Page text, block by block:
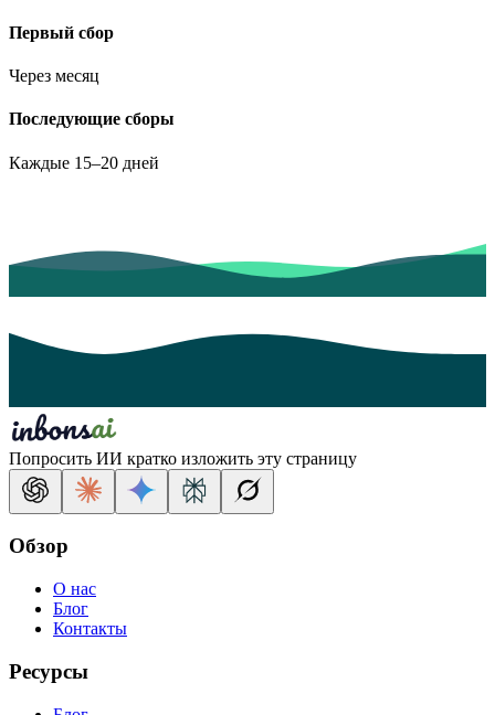
Первый сбор
Через месяц
Последующие сборы
Каждые 15–20 дней
Попросить ИИ кратко изложить эту страницу
Обзор
О нас
Блог
Контакты
Ресурсы